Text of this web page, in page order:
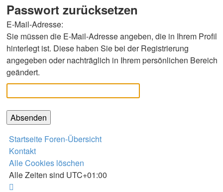
Passwort zurücksetzen
E-Mail-Adresse:
Sie müssen die E-Mail-Adresse angeben, die in Ihrem Profil
hinterlegt ist. Diese haben Sie bei der Registrierung
angegeben oder nachträglich in Ihrem persönlichen Bereich
geändert.
Startseite Foren-Übersicht
Kontakt
Alle Cookies löschen
Alle Zeiten sind UTC+01:00